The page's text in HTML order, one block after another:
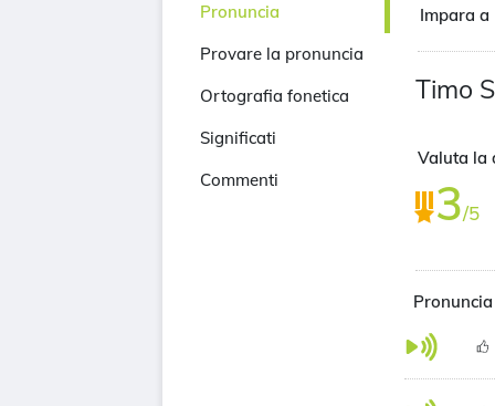
Pronuncia
Provare la pronuncia
Ortografia fonetica
Significati
Commenti
Impara a
Timo
Valuta la
3/5